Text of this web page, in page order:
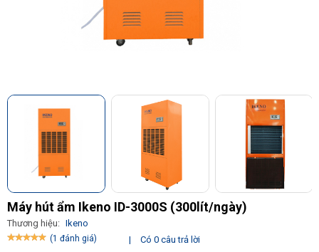
Máy hút ẩm Ikeno ID-3000S (300lít/ngày)
Thương hiệu: Ikeno
(1 đánh giá) |
Có 0 câu trả lời